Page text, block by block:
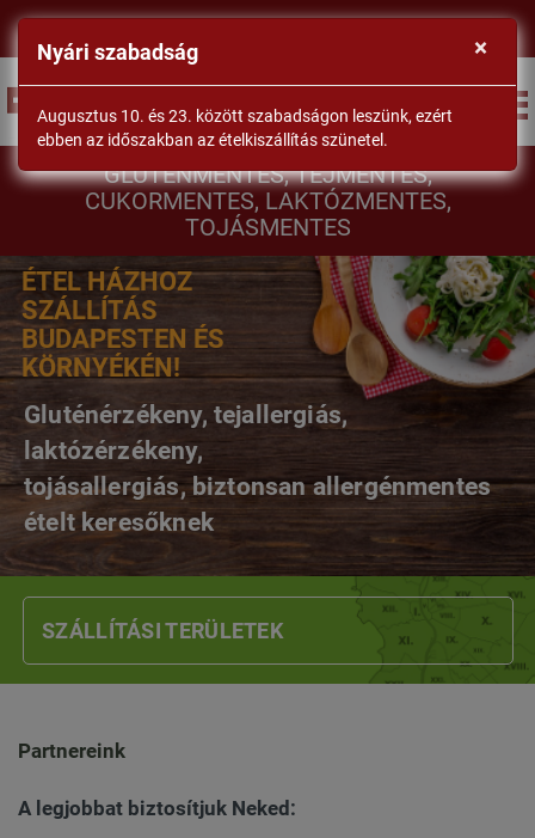
DrSéf
GLUTÉNMENTES, TEJMENTES,
CUKORMENTES, LAKTÓZMENTES,
TOJÁSMENTES
ÉTEL HÁZHOZ
SZÁLLÍTÁS
BUDAPESTEN ÉS
KÖRNYÉKÉN!
Gluténérzékeny, tejallergiás,
laktózérzékeny,
tojásallergiás, biztonsan allergénmentes
ételt keresőknek
SZÁLLÍTÁSI TERÜLETEK
Partnereink
A legjobbat biztosítjuk Neked:
×
Nyári szabadság
Augusztus 10. és 23. között szabadságon leszünk, ezért
ebben az időszakban az ételkiszállítás szünetel.